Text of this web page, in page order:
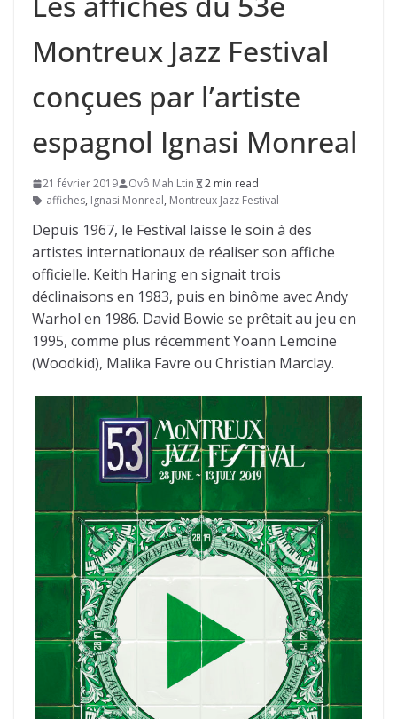
Montreux Jazz Festival
conçues par l’artiste
espagnol Ignasi Monreal
21 février 2019 Ovô Mah Ltin
2 min read
affiches, Ignasi Monreal, Montreux Jazz Festival
Depuis 1967, le Festival laisse le soin à des
artistes internationaux de réaliser son affiche
officielle. Keith Haring en signait trois
déclinaisons en 1983, puis en binôme avec Andy
Warhol en 1986. David Bowie se prêtait au jeu en
1995, comme plus récemment Yoann Lemoine
(Woodkid), Malika Favre ou Christian Marclay.